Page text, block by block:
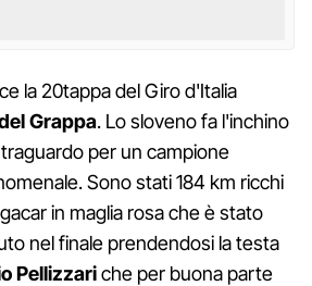
la 20tappa del Giro d'Italia
Grappa. Lo sloveno fa l'inchino
per un campione
Sono stati 184 km ricchi
in maglia rosa che è stato
nel finale prendendosi la testa
Pellizzariche per buona parte